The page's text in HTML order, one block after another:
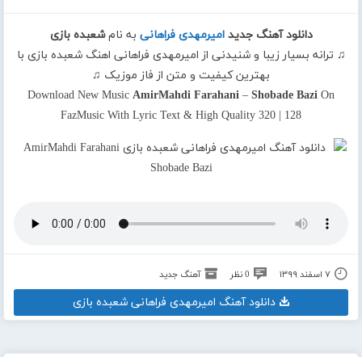
دانلود آهنگ جدید امیرمهدی فراهانی به نامشعبده بازی
♫ ترانه بسیار زیبا و شنیدنی از امیرمهدی فراهانی اهنگ شعبده بازی با
بهترین کیفیت و متن از فاز موزیک ♫
Download New Music AmirMahdi Farahani – Shobade Bazi On
FazMusic With Lyric Text & High Quality 320 | 128
۷ اسفند ۱۳۹۹ 0 نظر آهنگ جدید
دانلود آهنگ امیرمهدی فراهانی شعبده بازی